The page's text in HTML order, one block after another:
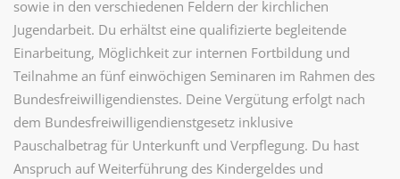
sowie in den verschiedenen Feldern der kirchlichen
Jugendarbeit. Du erhältst eine qualifizierte begleitende
Einarbeitung, Möglichkeit zur internen Fortbildung und
Teilnahme an fünf einwöchigen Seminaren im Rahmen des
Bundesfreiwilligendienstes. Deine Vergütung erfolgt nach
dem Bundesfreiwilligendienstgesetz inklusive
Pauschalbetrag für Unterkunft und Verpflegung. Du hast
Anspruch auf Weiterführung des Kindergeldes und